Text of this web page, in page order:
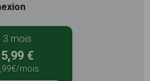
3 mois
5,99 €
mois